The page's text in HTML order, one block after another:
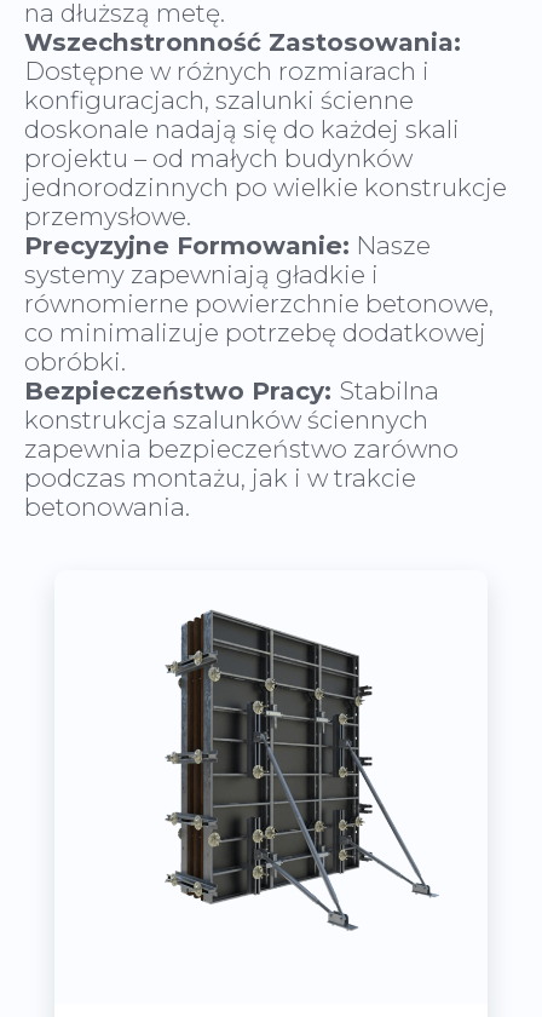
Wszechstronność Zastosowania:
Dostępne w różnych rozmiarach i
konfiguracjach, szalunki ścienne
doskonale nadają się do każdej skali
projektu – od małych budynków
jednorodzinnych po wielkie konstrukcje
Precyzyjne Formowanie: Nasze
systemy zapewniają gładkie i
równomierne powierzchnie betonowe,
co minimalizuje potrzebę dodatkowej
Bezpieczeństwo Pracy: Stabilna
konstrukcja szalunków ściennych
zapewnia bezpieczeństwo zarówno
podczas montażu, jak i w trakcie
betonowania.